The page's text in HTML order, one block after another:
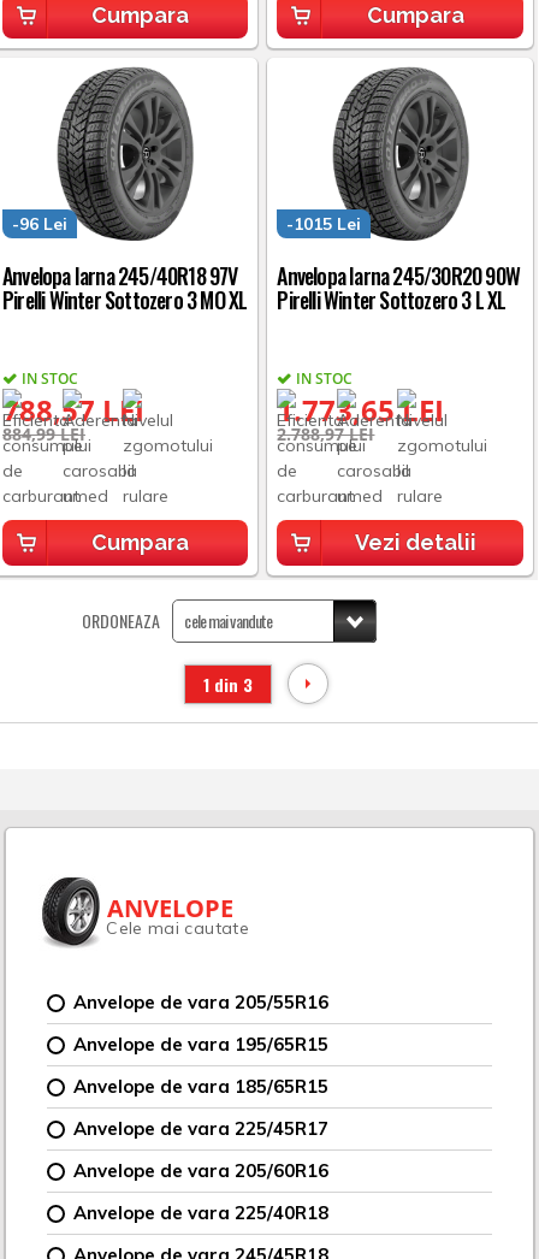
Cumpara Cumpara
Anvelopa Iarna 245/40R18 97V
Pirelli Winter Sottozero 3 MO XL
IN STOC
788,57 LEI
-96 Lei
884,99 LEI
Cumpara
Anvelopa Iarna 245/30R20 90W
Pirelli Winter Sottozero 3 L XL
IN STOC
1.773,65 LEI
-1015 Lei
2.788,97 LEI
Vezi detalii
ORDONEAZA
1 din 3
ANVELOPE
Cele mai cautate
Anvelope de vara 205/55R16
Anvelope de vara 195/65R15
Anvelope de vara 185/65R15
Anvelope de vara 225/45R17
Anvelope de vara 205/60R16
Anvelope de vara 225/40R18